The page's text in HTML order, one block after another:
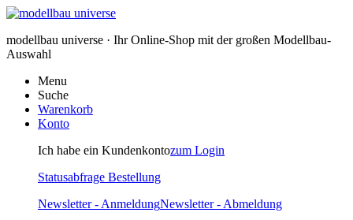
modellbau universe · Ihr Online-Shop mit der großen Modellbau-
Auswahl
Menu
Suche
Warenkorb
Konto
Ich habe ein Kundenkontozum Login
Statusabfrage Bestellung
Newsletter - AnmeldungNewsletter - Abmeldung